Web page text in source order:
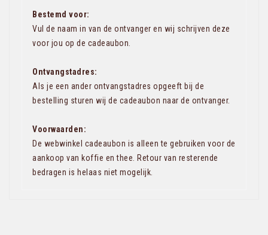
Bestemd voor:
Vul de naam in van de ontvanger en wij schrijven deze
voor jou op de cadeaubon.
Ontvangstadres:
Als je een ander ontvangstadres opgeeft bij de
bestelling sturen wij de cadeaubon naar de ontvanger.
Voorwaarden:
De webwinkel cadeaubon is alleen te gebruiken voor de
aankoop van koffie en thee. Retour van resterende
bedragen is helaas niet mogelijk.